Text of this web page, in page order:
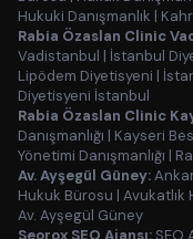
Hukuki Danışmanlık |
Rabia Özaslan Clinic
Vadistanbul | İstanbul
Lipödem Diyetisyeni |
Diyetisyeni İstanbul
Rabia Özaslan Clinic
Danışmanlığı | Kayseri
Yönetimi Danışmanlığı |
Av. Ayşegül Güney:
Hukuk Bürosu | Avukatlık
Av. Ayşegül Güney
Seorox SEO Ajansı: SEO